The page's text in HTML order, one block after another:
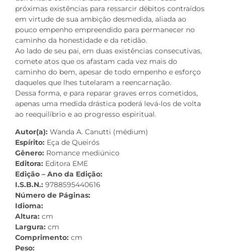
próximas existências para ressarcir débitos contraídos
em virtude de sua ambição desmedida, aliada ao
pouco empenho empreendido para permanecer no
caminho da honestidade e da retidão.
Ao lado de seu pai, em duas existências consecutivas,
comete atos que os afastam cada vez mais do
caminho do bem, apesar de todo empenho e esforço
daqueles que lhes tutelaram a reencarnação.
Dessa forma, e para reparar graves erros cometidos,
apenas uma medida drástica poderá levá-los de volta
ao reequilíbrio e ao progresso espiritual.
Autor(a): Wanda A. Canutti (médium)
Espírito: Eça de Queirós
Gênero: Romance mediúnico
Editora: Editora EME
Edição – Ano da Edição:
I.S.B.N.: 9788595440616
Número de Páginas:
Idioma:
Altura: cm
Largura: cm
Comprimento: cm
Peso: